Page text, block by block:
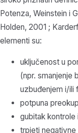
Potenza, Weinstein i
Holden, 2001 ;
elementi su:
uključenost u
(npr. smanjenje
uzbuđenjem i/ili
potpuna
gubitak kontrole i
trpjeti